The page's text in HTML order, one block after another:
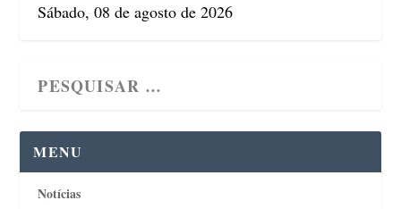
Sábado, 08 de agosto de 2026
MENU
Notícias